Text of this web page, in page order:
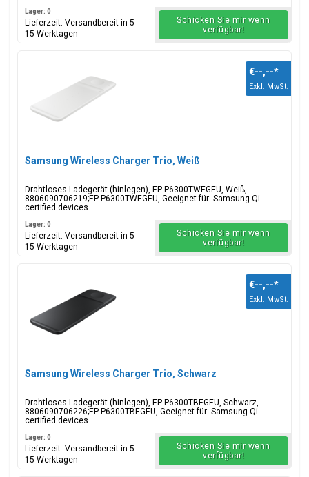
Lager: 0
Lieferzeit: Versandbereit in 5 -
15 Werktagen
Schicken Sie mir wenn
verfügbar!
Samsung Wireless Charger Trio, Weiß
Drahtloses Ladegerät (hinlegen), EP-P6300TWEGEU, Weiß,
8806090706219;EP-P6300TWEGEU, Geeignet für: Samsung Qi
certified devices
€--,--*
Exkl. MwSt.
Lager: 0
Lieferzeit: Versandbereit in 5 -
15 Werktagen
Schicken Sie mir wenn
verfügbar!
Samsung Wireless Charger Trio, Schwarz
Drahtloses Ladegerät (hinlegen), EP-P6300TBEGEU, Schwarz,
8806090706226;EP-P6300TBEGEU, Geeignet für: Samsung Qi
certified devices
€--,--*
Exkl. MwSt.
Lager: 0
Lieferzeit: Versandbereit in 5 -
15 Werktagen
Schicken Sie mir wenn
verfügbar!